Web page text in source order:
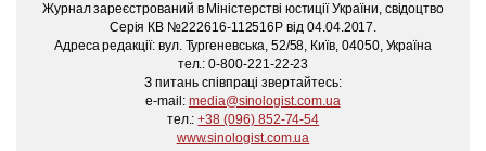
Журнал зареєстрований в Міністерстві юстиції України, свідоцтво
Серія КВ №222616-112516Р від 04.04.2017.
Адреса редакції: вул. Тургеневська, 52/58, Київ, 04050, Україна
тел.: 0-800-221-22-23
З питань співпраці звертайтесь:
e-mail: media@sinologist.com.ua
тел.:+38 (096) 852-74-54
www.sinologist.com.ua